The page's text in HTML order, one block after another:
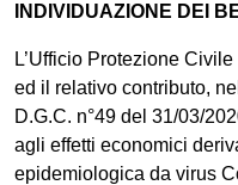
INDIVIDUAZIONE DEI
L’Ufficio Protezione
ed il relativo contributo,
D.G.C. n°49 del 31/03/
agli effetti economici
epidemiologica da virus